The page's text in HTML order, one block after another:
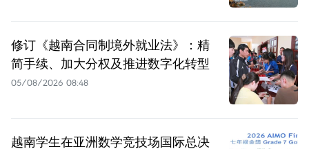
修订《越南合同制境外就业法》：精
简手续、加大分权及推进数字化转型
05/08/2026 08:48
越南学生在亚洲数学竞技场国际总决